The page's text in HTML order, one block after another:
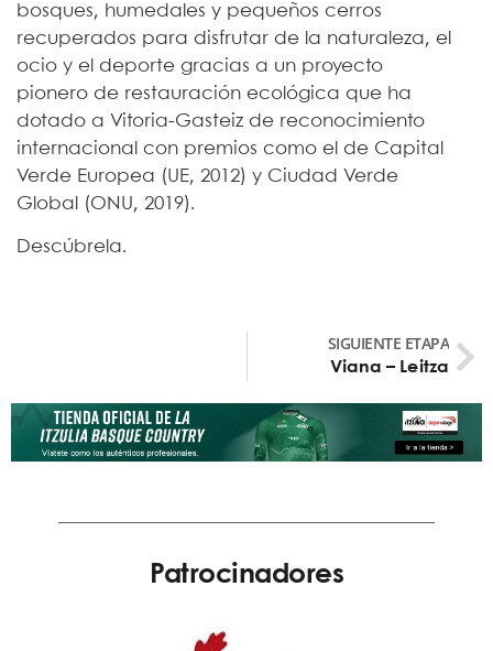
bosques, humedales y pequeños cerros
recuperados para disfrutar de la naturaleza, el
ocio y el deporte gracias a un proyecto
pionero de restauración ecológica que ha
dotado a Vitoria-Gasteiz de reconocimiento
internacional con premios como el de Capital
Verde Europea (UE, 2012) y Ciudad Verde
Global (ONU, 2019).
Descúbrela.
SIGUIENTE ETAPA
Viana – Leitza
Patrocinadores